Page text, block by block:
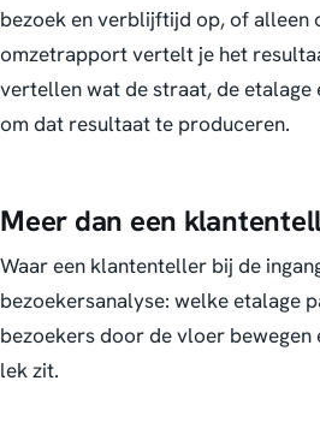
bezoek en verblijftijd op, of alleen
omzetrapport vertelt je het
vertellen wat de straat, de
om dat resultaat te produceren.
Meer dan een
Waar een klantenteller bij de
bezoekersanalyse: welke etalage
bezoekers door de vloer
lek zit.